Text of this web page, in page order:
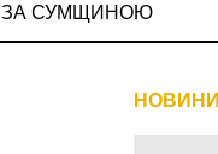
ЗА СУМЩИНОЮ
НОВИНИ